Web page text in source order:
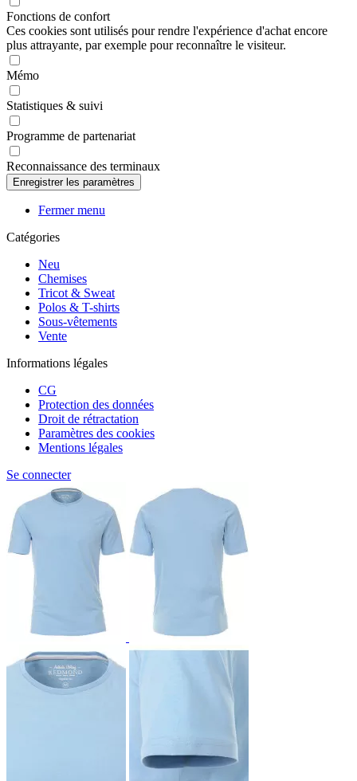
Fonctions de confort
Ces cookies sont utilisés pour rendre l'expérience d'achat encore
plus attrayante, par exemple pour reconnaître le visiteur.
Mémo
Statistiques & suivi
Programme de partenariat
Reconnaissance des terminaux
Fermer menu
Catégories
Neu
Chemises
Tricot & Sweat
Polos & T-shirts
Sous-vêtements
Vente
Informations légales
CG
Protection des données
Droit de rétractation
Paramètres des cookies
Mentions légales
Se connecter